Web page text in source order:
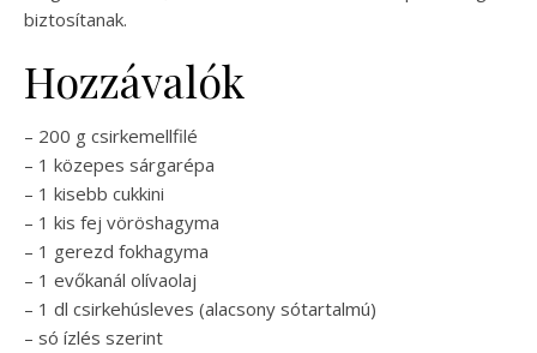
biztosítanak.
Hozzávalók
– 200 g csirkemellfilé
– 1 közepes sárgarépa
– 1 kisebb cukkini
– 1 kis fej vöröshagyma
– 1 gerezd fokhagyma
– 1 evőkanál olívaolaj
– 1 dl csirkehúsleves (alacsony sótartalmú)
– só ízlés szerint